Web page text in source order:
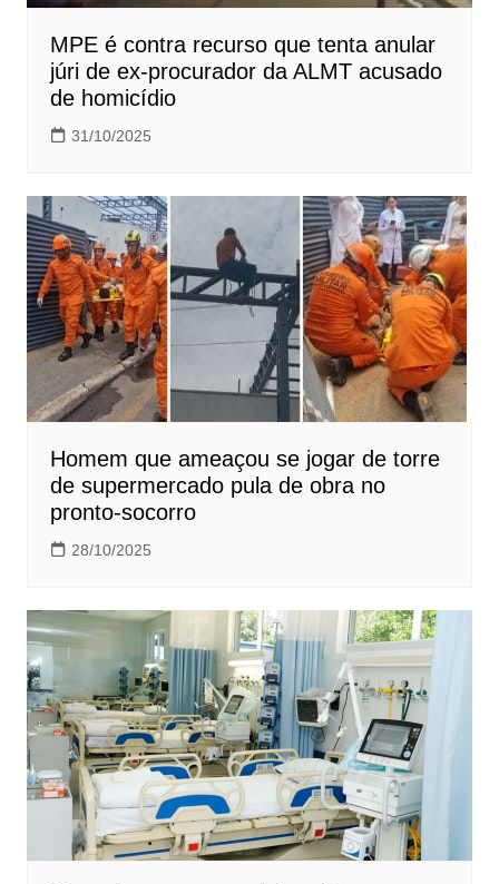
MPE é contra recurso que tenta anular
júri de ex-procurador da ALMT acusado
de homicídio
31/10/2025
Homem que ameaçou se jogar de torre
de supermercado pula de obra no
pronto-socorro
28/10/2025